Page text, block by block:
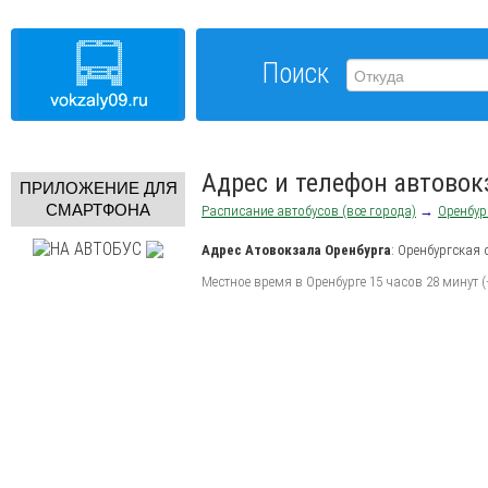
Поиск
ПРИЛОЖЕНИЕ ДЛЯ
СМАРТФОНА
Адрес и телефон
Расписание автобусов (все города) →
Адрес Атовокзала Оренбурга: Оренбургская
Местное время в Оренбурге 15 часов 28